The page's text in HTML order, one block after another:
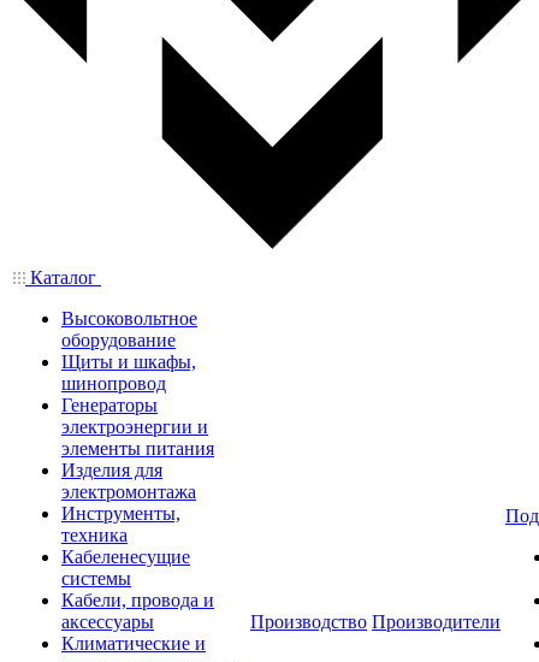
Каталог
Высоковольтное
оборудование
Щиты и шкафы,
шинопровод
Генераторы
электроэнергии и
элементы питания
Изделия для
электромонтажа
Инструменты,
техника
Кабеленесущие
системы
Кабели, провода и
аксессуары
Климатические и
Производство Производители